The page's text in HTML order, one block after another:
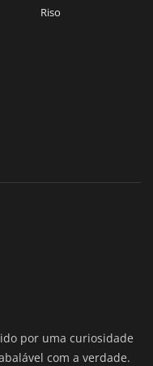
Riso
por uma curiosidade
com a verdade.